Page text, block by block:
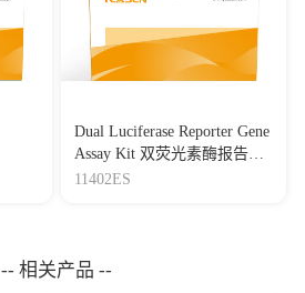
Dual Luciferase Reporter Gene
Assay Kit 双荧光素酶报告基
因检测试剂盒
11402ES
-- 相关产品 --